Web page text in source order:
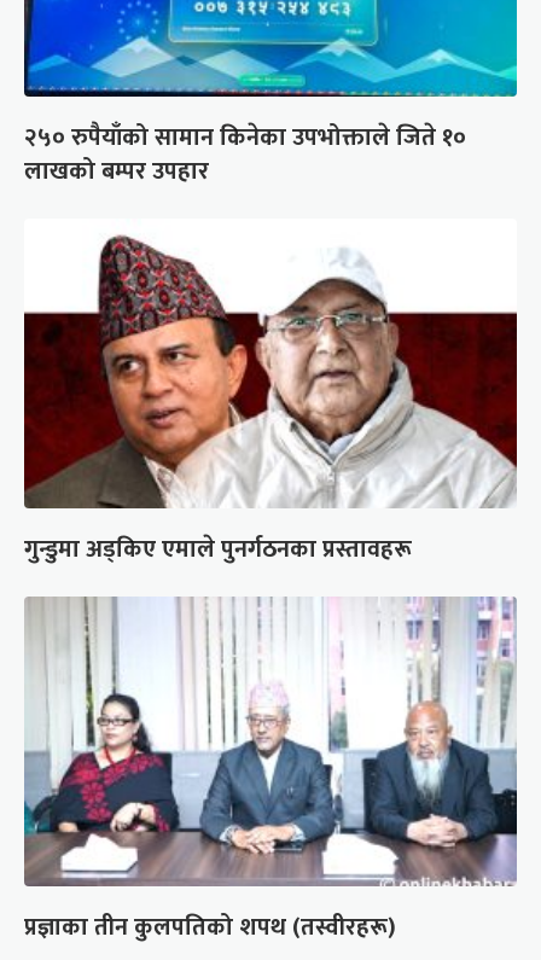
२५० रुपैयाँको सामान किनेका उपभोक्ताले जिते १०
लाखको बम्पर उपहार
गुन्डुमा अड्किए एमाले पुनर्गठनका प्रस्तावहरू
प्रज्ञाका तीन कुलपतिको शपथ (तस्वीरहरू)